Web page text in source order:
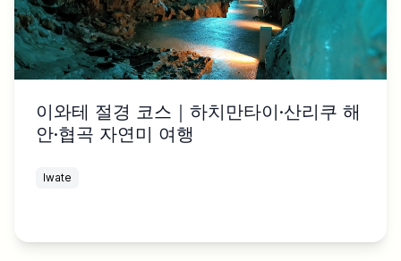
이와테 절경 코스｜하치만타이·산리쿠 해
안·협곡 자연미 여행
Iwate